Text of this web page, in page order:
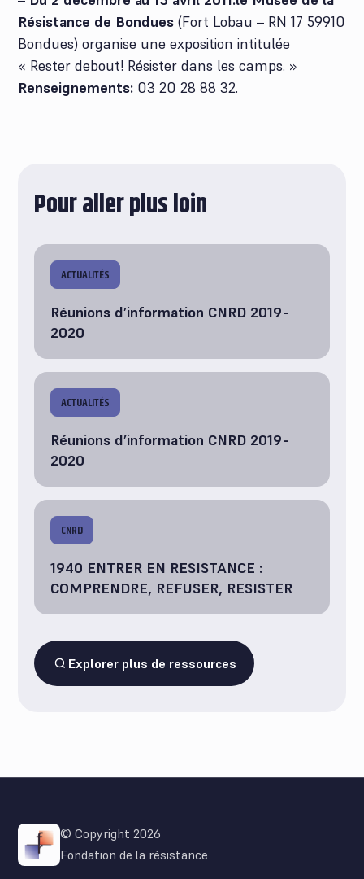
Pour aller plus loin
ACTUALITÉS
Réunions d’information CNRD 2019-
2020
ACTUALITÉS
Réunions d’information CNRD 2019-
2020
CNRD
1940 ENTRER EN RESISTANCE :
COMPRENDRE, REFUSER, RESISTER
Explorer plus de ressources
Résistance de Bondues(Fort Lobau – RN 17 59910
Bondues) organise une exposition intitulée
« Rester debout! Résister dans les camps. »
Renseignements: 03 20 28 88 32.
© Copyright 2026
Fondation de la résistance